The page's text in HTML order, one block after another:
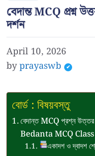
বেদান্ত MCQ প্রশ্ন
দর্শন
April 10, 2026
byprayaswb
বোর্ড : বিষয়বস্তু
বেদান্ত MCQ প্রশ্ন উত্তর
Bedanta MCQ
একাদশ ও দ্বাদশ